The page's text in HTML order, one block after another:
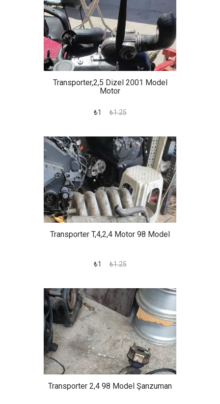
Transporter,2,5 Dizel 2001 Model
Motor
₺1 ₺1.25
Transporter T,4,2,4 Motor 98 Model
₺1 ₺1.25
Transporter 2,4 98 Model Şanzuman